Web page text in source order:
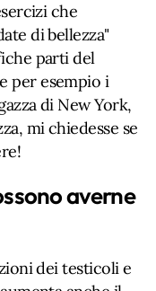
che
di bellezza"
parti del
per esempio i
di New York,
mi chiedesse se
averne
dei testicoli e